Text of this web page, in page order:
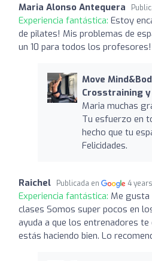
Maria Alonso Antequera
Experiencia fantástica: Estoy
de pilates! Mis problemas de
un 10 para todos los
Move
Crosstraining
Maria muchas
Tu esfuerzo en
hecho que tu
Felicidades.
Raichel Publicada en 4
Experiencia fantástica: Me gusta
clases Somos super pocos en
ayuda a que los entrenadores
estás haciendo bien. Lo